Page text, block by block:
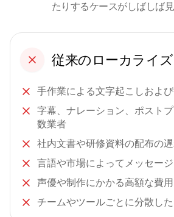
たりするケースがしばしば見
従来のローカライズ
手作業による文字起こしおよ
字幕、ナレーション、ポスト
数業者
社内文書や研修資料の配布の
言語や市場によってメッセー
声優や制作にかかる高額な費用
チームやツールごとに分散し